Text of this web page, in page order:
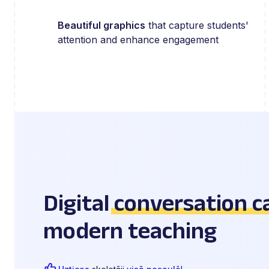
Beautiful graphics that capture students'
attention and enhance engagement
Digitalconversation
modern teaching